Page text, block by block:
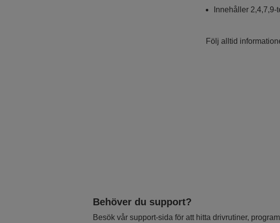
Innehåller
Följ alltid
Behöver du support?
Besök vår support-sida för att hitta drivrutiner,